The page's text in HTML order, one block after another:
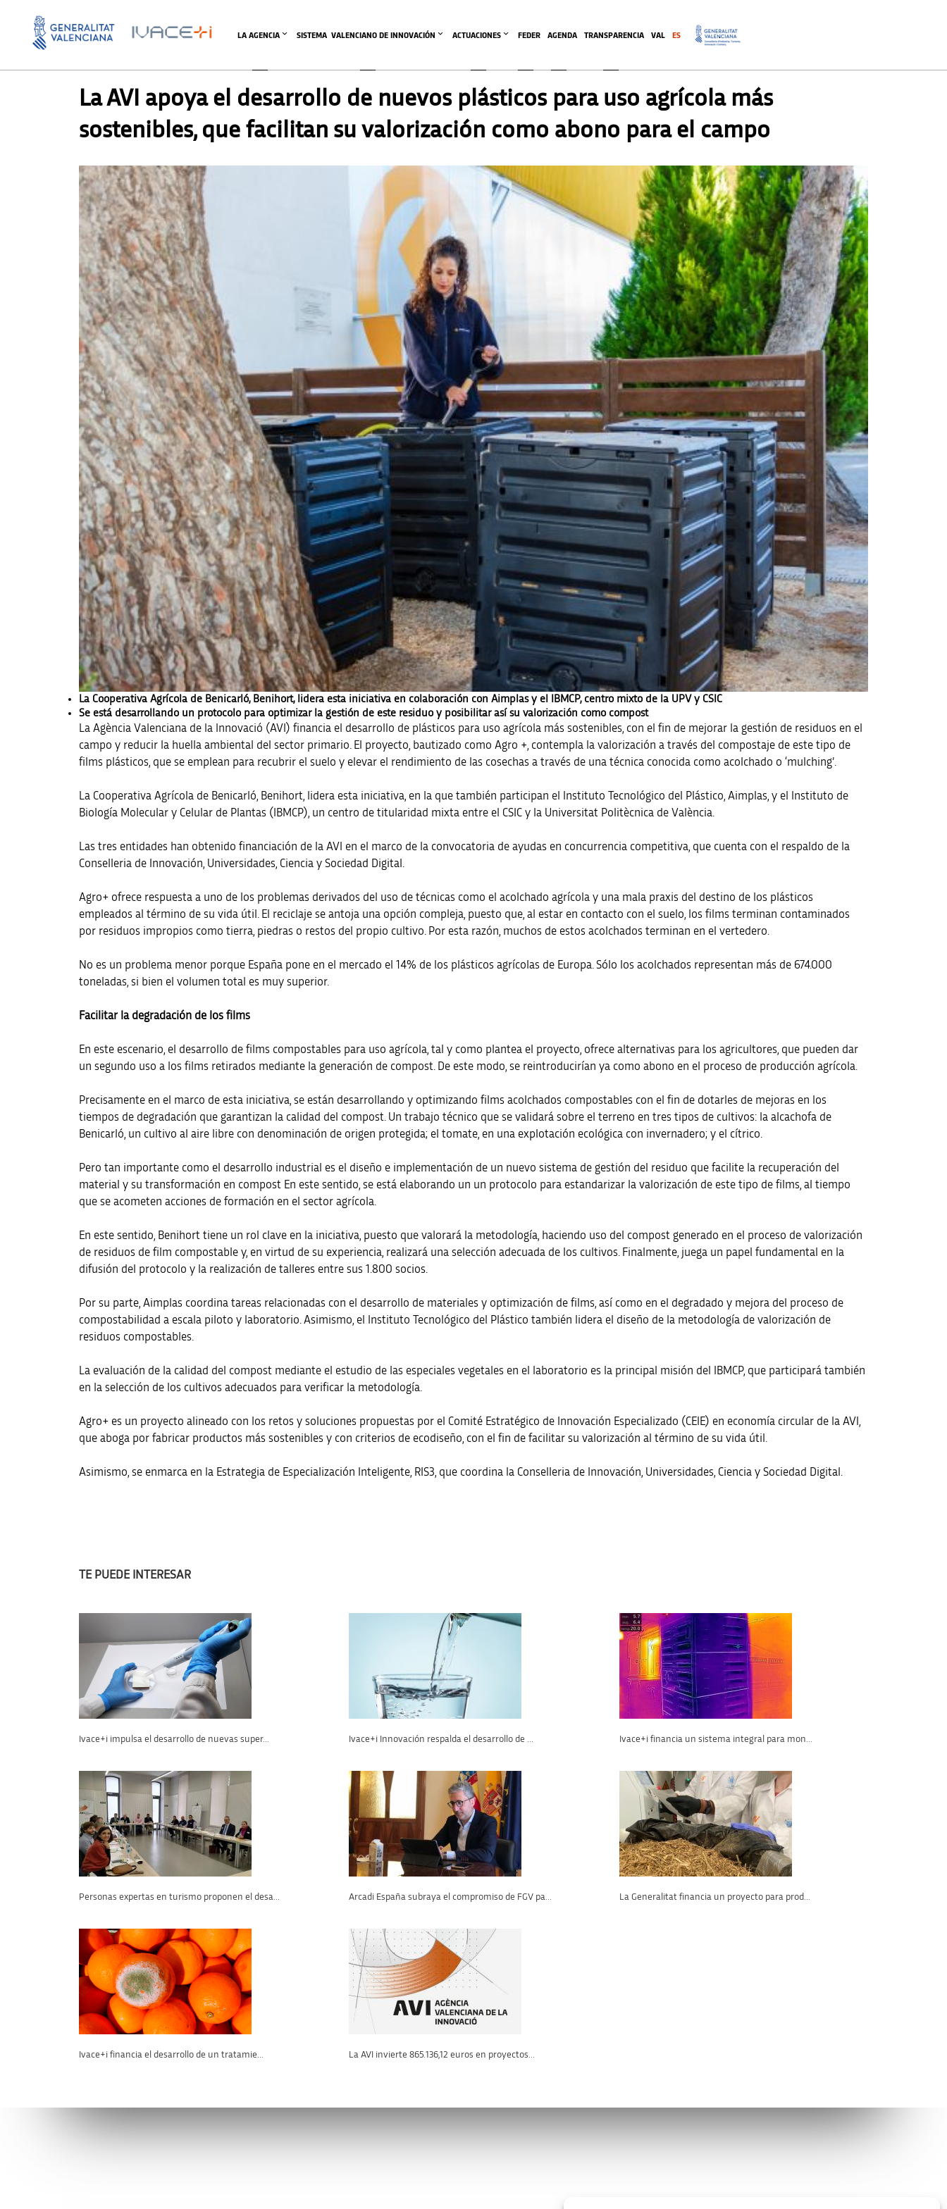
LA AGENCIA SISTEMA  VALENCIANO DE INNOVACIÓN ACTUACIONES FEDER AGENDA TRANSPARENCIA .
VAL ES
PRENSA
La AVI apoya el desarrollo de nuevos plásticos para uso agrícola más
sostenibles, que facilitan su valorización como abono para el campo
La Cooperativa Agrícola de Benicarló, Benihort, lidera esta iniciativa en colaboración con Aimplas y el IBMCP, centro mixto de la UPV y CSIC
Se está desarrollando un protocolo para optimizar la gestión de este residuo y posibilitar así su valorización como compost
La Agència Valenciana de la Innovació (AVI) financia el desarrollo de plásticos para uso agrícola más sostenibles, con el fin de mejorar la gestión de residuos en el
campo y reducir la huella ambiental del sector primario. El proyecto, bautizado como Agro +, contempla la valorización a través del compostaje de este tipo de
films plásticos, que se emplean para recubrir el suelo y elevar el rendimiento de las cosechas a través de una técnica conocida como acolchado o ‘mulching’.
La Cooperativa Agrícola de Benicarló, Benihort, lidera esta iniciativa, en la que también participan el Instituto Tecnológico del Plástico, Aimplas, y el Instituto de
Biología Molecular y Celular de Plantas (IBMCP), un centro de titularidad mixta entre el CSIC y la Universitat Politècnica de València.
Las tres entidades han obtenido financiación de la AVI en el marco de la convocatoria de ayudas en concurrencia competitiva, que cuenta con el respaldo de la
Conselleria de Innovación, Universidades, Ciencia y Sociedad Digital.
Agro+ ofrece respuesta a uno de los problemas derivados del uso de técnicas como el acolchado agrícola y una mala praxis del destino de los plásticos
empleados al término de su vida útil. El reciclaje se antoja una opción compleja, puesto que, al estar en contacto con el suelo, los films terminan contaminados
por residuos impropios como tierra, piedras o restos del propio cultivo. Por esta razón, muchos de estos acolchados terminan en el vertedero.
No es un problema menor porque España pone en el mercado el 14% de los plásticos agrícolas de Europa. Sólo los acolchados representan más de 674.000
toneladas, si bien el volumen total es muy superior.
Facilitar la degradación de los films
En este escenario, el desarrollo de films compostables para uso agrícola, tal y como plantea el proyecto, ofrece alternativas para los agricultores, que pueden dar
un segundo uso a los films retirados mediante la generación de compost. De este modo, se reintroducirían ya como abono en el proceso de producción agrícola.
Precisamente en el marco de esta iniciativa, se están desarrollando y optimizando films acolchados compostables con el fin de dotarles de mejoras en los
tiempos de degradación que garantizan la calidad del compost. Un trabajo técnico que se validará sobre el terreno en tres tipos de cultivos: la alcachofa de
Benicarló, un cultivo al aire libre con denominación de origen protegida; el tomate, en una explotación ecológica con invernadero; y el cítrico.
Pero tan importante como el desarrollo industrial es el diseño e implementación de un nuevo sistema de gestión del residuo que facilite la recuperación del
material y su transformación en compost En este sentido, se está elaborando un un protocolo para estandarizar la valorización de este tipo de films, al tiempo
que se acometen acciones de formación en el sector agrícola.
En este sentido, Benihort tiene un rol clave en la iniciativa, puesto que valorará la metodología, haciendo uso del compost generado en el proceso de valorización
de residuos de film compostable y, en virtud de su experiencia, realizará una selección adecuada de los cultivos. Finalmente, juega un papel fundamental en la
difusión del protocolo y la realización de talleres entre sus 1.800 socios.
Por su parte, Aimplas coordina tareas relacionadas con el desarrollo de materiales y optimización de films, así como en el degradado y mejora del proceso de
compostabilidad a escala piloto y laboratorio. Asimismo, el Instituto Tecnológico del Plástico también lidera el diseño de la metodología de valorización de
residuos compostables.
La evaluación de la calidad del compost mediante el estudio de las especiales vegetales en el laboratorio es la principal misión del IBMCP, que participará también
en la selección de los cultivos adecuados para verificar la metodología.
Agro+ es un proyecto alineado con los retos y soluciones propuestas por el Comité Estratégico de Innovación Especializado (CEIE) en economía circular de la AVI,
que aboga por fabricar productos más sostenibles y con criterios de ecodiseño, con el fin de facilitar su valorización al término de su vida útil.
Asimismo, se enmarca en la Estrategia de Especialización Inteligente, RIS3, que coordina la Conselleria de Innovación, Universidades, Ciencia y Sociedad Digital.
TE PUEDE INTERESAR
Ivace+i impulsa el desarrollo de nuevas super... Ivace+i Innovación respalda el desarrollo de ... Ivace+i financia un sistema integral para mon...
Personas expertas en turismo proponen el desa... Arcadi España subraya el compromiso de FGV pa... La Generalitat financia un proyecto para prod...
Ivace+i financia el desarrollo de un tratamie... La AVI invierte 865.136,12 euros en proyectos...